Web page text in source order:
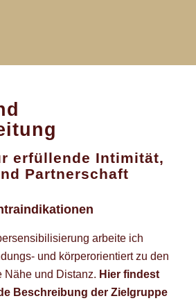
erfüllende Intimität,
Partnerschaft
arbeite ich
und körperorientiert zu den
Nähe und Distanz. Hier findest
Beschreibung der Zielgruppe